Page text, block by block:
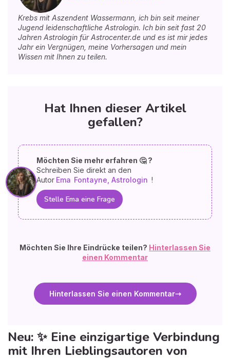
Krebs mit Aszendent Wassermann, ich bin seit meiner
Jugend leidenschaftliche Astrologin. Ich bin seit fast 20
Jahren Astrologin für Astrocenter.de und es ist mir jedes
Jahr ein Vergnügen, meine Vorhersagen und mein
Wissen mit Ihnen zu teilen.
Hat Ihnen dieser Artikel
gefallen?
Möchten Sie mehr erfahren 🤔 ?
Schreiben Sie direkt an den
Autor Ema Fontayne, Astrologin !
Stelle Ema eine Frage
Möchten Sie Ihre Eindrücke teilen? Hinterlassen Sie
einen Kommentar
Hinterlassen Sie einen Kommentar
Neu: ✨ Eine einzigartige Verbindung
mit Ihren Lieblingsautoren von